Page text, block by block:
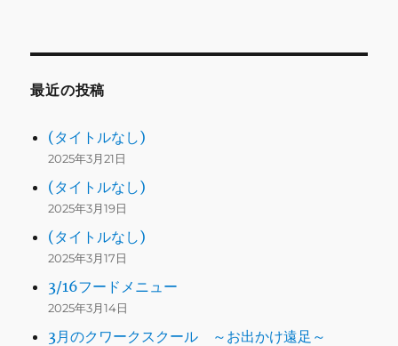
最近の投稿
(タイトルなし)
2025年3月21日
(タイトルなし)
2025年3月19日
(タイトルなし)
2025年3月17日
3/16フードメニュー
2025年3月14日
3月のクワークスクール ～お出かけ遠足～